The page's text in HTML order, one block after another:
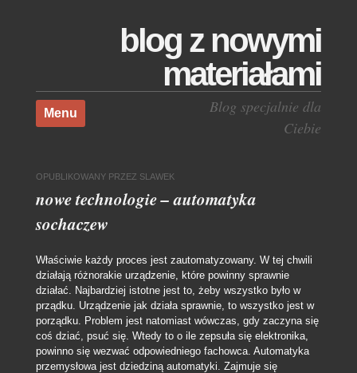
blog z nowymi
materiałami
Blog specjalnie dla
Ciebie
Menu
Skocz do treści
OPUBLIKOWANY PRZEZ SLAWEK
nowe technologie – automatyka
sochaczew
Właściwie każdy proces jest zautomatyzowany. W tej chwili
działają różnorakie urządzenie, które powinny sprawnie
działać. Najbardziej istotne jest to, żeby wszystko było w
prządku. Urządzenie jak działa sprawnie, to wszystko jest w
porządku. Problem jest natomiast wówczas, gdy zaczyna się
coś dziać, psuć się. Wtedy to o ile zepsuła się elektronika,
powinno się wezwać odpowiedniego fachowca. Automatyka
przemysłowa jest dziedziną automatyki. Zajmuje się